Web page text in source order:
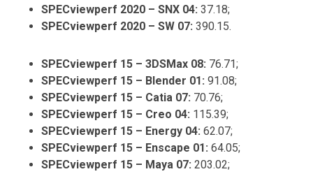
SPECviewperf 2020 – SNX 04: 37.18;
SPECviewperf 2020 – SW 07: 390.15.
SPECviewperf 15 – 3DSMax 08: 76.71;
SPECviewperf 15 – Blender 01: 91.08;
SPECviewperf 15 – Catia 07: 70.76;
SPECviewperf 15 – Creo 04: 115.39;
SPECviewperf 15 – Energy 04: 62.07;
SPECviewperf 15 – Enscape 01: 64.05;
SPECviewperf 15 – Maya 07: 203.02;